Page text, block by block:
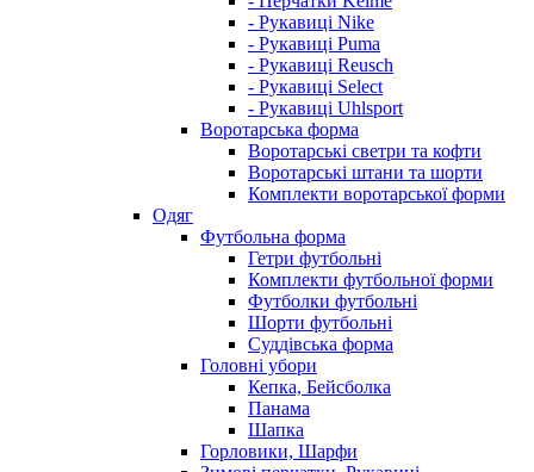
- Рукавиці Nike
- Рукавиці Puma
- Рукавиці Reusch
- Рукавиці Select
- Рукавиці Uhlsport
Воротарська форма
Воротарські светри та кофти
Воротарські штани та шорти
Комплекти воротарської форми
Одяг
Футбольна форма
Гетри футбольні
Комплекти футбольної форми
Футболки футбольні
Шорти футбольні
Суддівська форма
Головні убори
Кепка, Бейсболка
Панама
Шапка
Горловики, Шарфи